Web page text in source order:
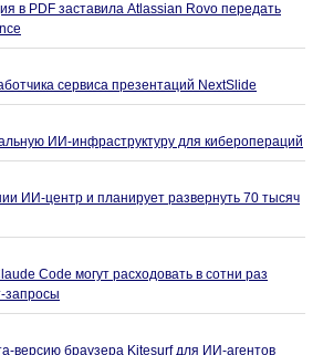
в PDF заставила Atlassian Rovo передать
сервиса презентаций NextSlide
ИИ-инфраструктуру для киберопераций
ИИ-центр и планирует развернуть 70 тысяч
Code могут расходовать в сотни раз
запросы
версию браузера Kitesurf для ИИ-агентов